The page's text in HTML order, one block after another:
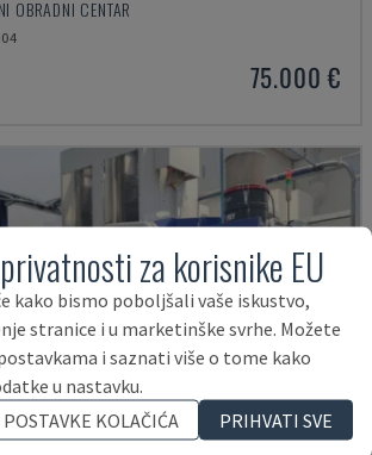
OBRADNI CENTAR
75.000 €
za korisnike EU
kako bismo poboljšali vaše iskustvo,
stranice i u marketinške svrhe. Možete
i saznati više o tome kako
u nastavku.
POSTAVKE KOLAČIĆA
PRIHVATI SVE